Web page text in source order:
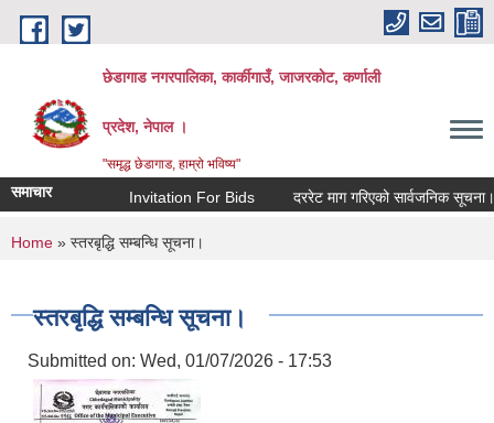
Skip to main content
छेडागाड नगरपालिका, कार्कीगाउँ, जाजरकाेट, कर्णाली
प्रदेश, नेपाल ।
"समृद्ध छेडागाड, हाम्रो भविष्य"
समाचार Invitation For Bids दररेट माग गरिएको सार्वजनिक सूचना।
You are here
Home » स्तरबृद्धि सम्बन्धि सूचना।
स्तरबृद्धि सम्बन्धि सूचना।
Submitted on: Wed, 01/07/2026 - 17:53